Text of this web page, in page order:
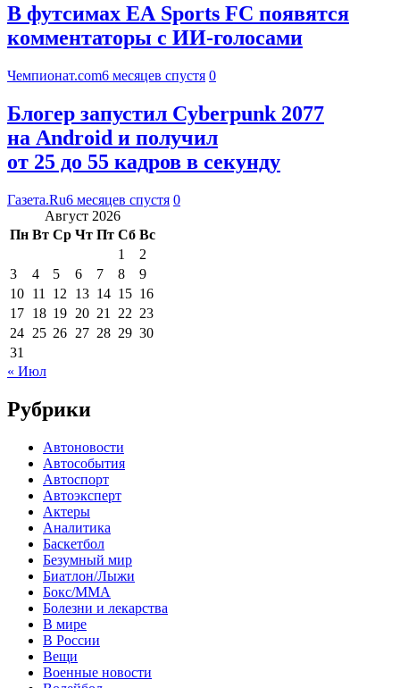
В футсимах EA Sports FC появятся
комментаторы с ИИ-голосами
Чемпионат.com6 месяцев спустя 0
Блогер запустил Cyberpunk 2077
на Android и получил
от 25 до 55 кадров в секунду
Газета.Ru6 месяцев спустя 0
Август 2026
Пн Вт Ср Чт Пт Сб Вс
1
2
3
4 5 6 7 8
9
10 11 12 13 14 15 16
17 18 19 20 21 22 23
24 25 26 27 28 29 30
31
« Июл
Рубрики
Автоновости
Автособытия
Автоспорт
Автоэксперт
Актеры
Аналитика
Баскетбол
Безумный мир
Биатлон/Лыжи
Бокс/MMA
Болезни и лекарства
В мире
В России
Вещи
Военные новости